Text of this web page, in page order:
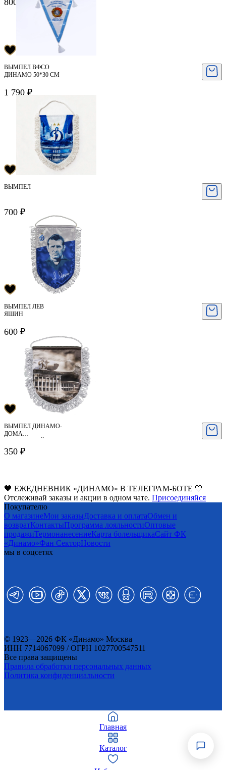
800 ₽
ВЫМПЕЛ ВФСО
ДИНАМО 50*30 СМ
1 790 ₽
ВЫМПЕЛ
700 ₽
ВЫМПЕЛ ЛЕВ
ЯШИН
600 ₽
ВЫМПЕЛ ДИНАМО-
ДОМА
350 ₽
💙 ЕЖЕДНЕВНИК «ДИНАМО» В ТЕЛЕГРАМ-БОТЕ 🤍
Отслеживай заказы и акции в одном чате. Присоединяйся
Покупателю
О магазинеМои заказыДоставка и оплатаОбмен и
возвратКонтактыПрограмма лояльностиОптовые
продажиТермонанесениеКарта болельщикаСайт ФК
«Динамо»Фан CекторНовости
мы в соцсетях
© 1923—2026 ФК «Динамо» Москва
ИНН 7714067099 / ОГРН 1027700547511
Все права защищены
Правила обработки персональных данных
Политика конфиденциальности
Главная
Каталог